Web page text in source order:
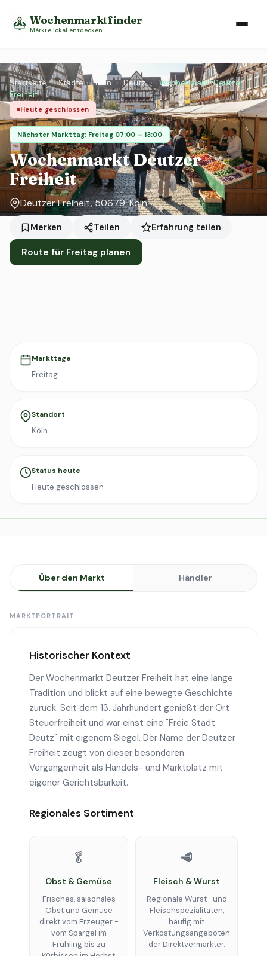
Wochenmarktfinder
Märkte lokal entdecken
Startseite › Städte › Köln › Deutz ›
Wochenmarkt Deutzer
Freiheit
Heute geschlossen
Nächster Markttag: Freitag 07:00 – 13:00
Wochenmarkt Deutzer
Freiheit
Deutzer Freiheit, 50679, Köln
Merken Teilen Erfahrung teilen
Route für Freitag planen
Markttage
Freitag
Standort
Köln
Status heute
Heute geschlossen
Über den Markt Händler
MARKTPORTRAIT
Historischer Kontext
Der Wochenmarkt Deutzer Freiheit hat eine lange
Tradition und blickt auf eine bewegte Geschichte
zurück. Seit dem 13. Jahrhundert genießt der Ort
Steuerfreiheit und war einst eine "Freie Stadt
Deutz" mit eigenem Siegel. Der Name der Deutzer
Freiheit zeugt von dieser besonderen
Vergangenheit als Handels- und Marktplatz mit
eigener Gerichtsbarkeit.
Regionales Sortiment
🥬
Obst & Gemüse
Frisches, saisonales
Obst und Gemüse
direkt vom Erzeuger -
vom Spargel im
Frühling bis zu
🥩
Fleisch & Wurst
Regionale Wurst- und
Fleischspezialitäten,
häufig mit
Verkostungsangeboten
der Direktvermarkter.